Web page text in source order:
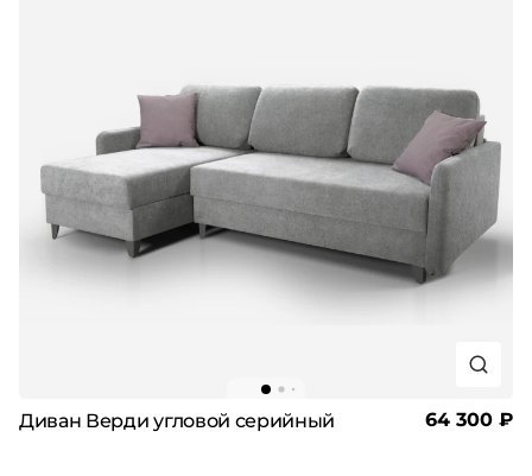
Диван Верди угловой серийный 64 300 ₽